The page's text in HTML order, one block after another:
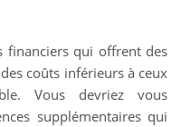
financiers qui offrent des
coûts inférieurs à ceux
Vous devriez vous
supplémentaires qui